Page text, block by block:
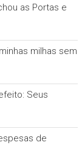
as Portas e
milhas sem
Seus
de